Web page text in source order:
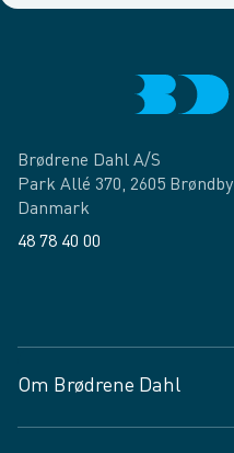
Brødrene Dahl A/S
Park Allé 370, 2605 Brøndby
Danmark
48 78 40 00
Om Brødrene Dahl